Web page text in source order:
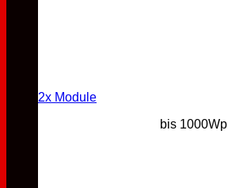
2x Module
bis 1000Wp